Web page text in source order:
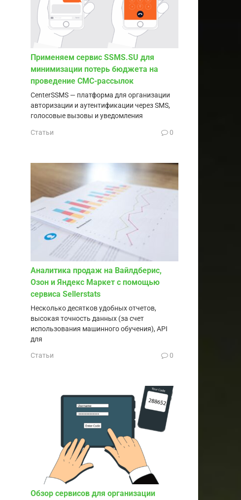
Применяем сервис SSMS.SU для
минимизации потерь бюджета на
проведение СМС-рассылок
CenterSSMS — платформа для организации
авторизации и аутентификации через SMS,
голосовые вызовы и уведомления
Статьи 0
Аналитика продаж на Вайлдберис,
Озон и Яндекс Маркет с помощью
сервиса Sellerstats
Несколько десятков удобных отчетов,
высокая точность данных (за счет
использования машинного обучения), API
для
Статьи 0
Обзор сервисов для организации